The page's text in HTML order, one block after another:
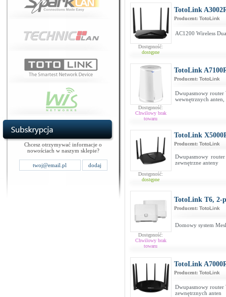
Chcesz otrzymywać informacje o
nowościach w naszym sklepie?
Dostępność:
dostępne
TotoLink
Producent: TotoLink
AC1200 Wireless
Dostępność:
Chwilowy brak
towaru
TotoLink
Producent: TotoLink
Dwupasmowy
wewnętrznych anten,
Dostępność:
dostępne
TotoLink
Producent: TotoLink
Dwupasmowy
zewnętrzne anteny
Dostępność:
Chwilowy brak
towaru
TotoLink T6, 2-
Producent: TotoLink
Domowy system
TotoLink
Producent: TotoLink
Dwupasmowy
zewnętrznych anten